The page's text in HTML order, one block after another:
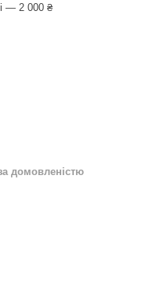
— 2 000 ₴
домовленістю